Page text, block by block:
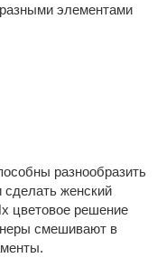
элементами
разнообразить
сделать женский
цветовое решение
смешивают в